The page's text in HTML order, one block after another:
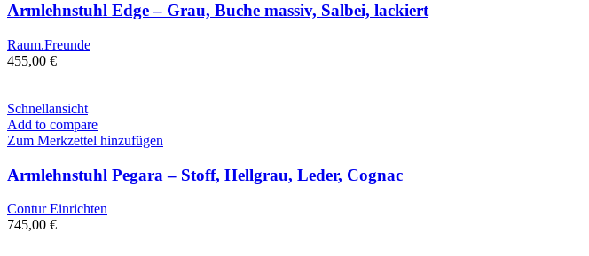
Armlehnstuhl Edge – Grau, Buche massiv, Salbei, lackiert
Raum.Freunde
455,00 €
Schnellansicht
Add to compare
Zum Merkzettel hinzufügen
Armlehnstuhl Pegara – Stoff, Hellgrau, Leder, Cognac
Contur Einrichten
745,00 €